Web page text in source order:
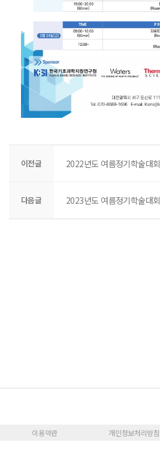
이전글 2022년도 여름정기학술대회
다음글 2023년도 여름정기학술대회
이용약관 개인정보처리방침